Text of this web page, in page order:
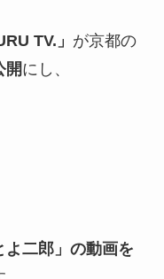
TV.」 が京都の
開にし、
二郎」の動画を